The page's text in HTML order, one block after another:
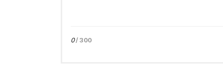
0/ 300